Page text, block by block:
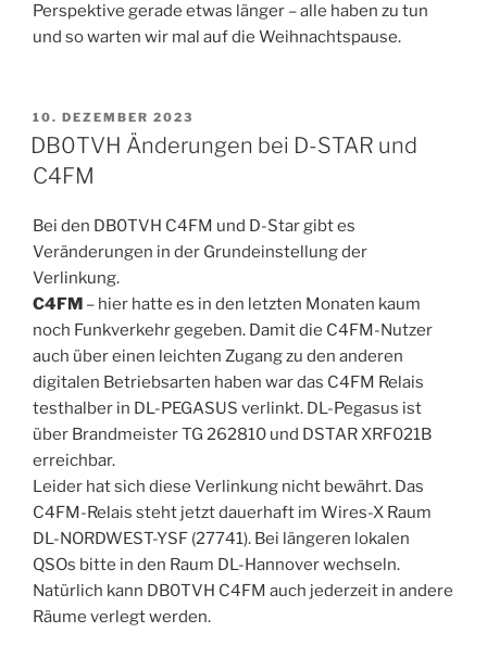
Perspektive gerade etwas länger – alle haben zu tun
und so warten wir mal auf die Weihnachtspause.
VERÖFFENTLICHT
AM
10. DEZEMBER 2023
DB0TVH Änderungen bei D-STAR und
C4FM
Bei den DB0TVH C4FM und D-Star gibt es
Veränderungen in der Grundeinstellung der
Verlinkung.
C4FM – hier hatte es in den letzten Monaten kaum
noch Funkverkehr gegeben. Damit die C4FM-Nutzer
auch über einen leichten Zugang zu den anderen
digitalen Betriebsarten haben war das C4FM Relais
testhalber in DL-PEGASUS verlinkt. DL-Pegasus ist
über Brandmeister TG 262810 und DSTAR XRF021B
erreichbar.
Leider hat sich diese Verlinkung nicht bewährt. Das
C4FM-Relais steht jetzt dauerhaft im Wires-X Raum
DL-NORDWEST-YSF (27741). Bei längeren lokalen
QSOs bitte in den Raum DL-Hannover wechseln.
Natürlich kann DB0TVH C4FM auch jederzeit in andere
Räume verlegt werden.